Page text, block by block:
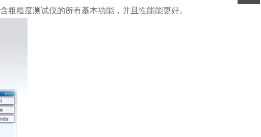
粗糙度测试仪的所有基本功能，并且性能能更好。